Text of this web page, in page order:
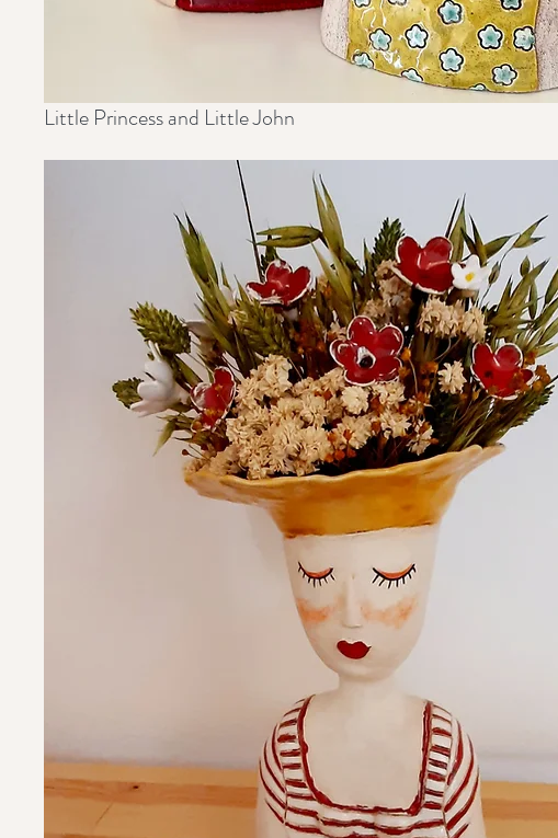
Little Princess and Little John